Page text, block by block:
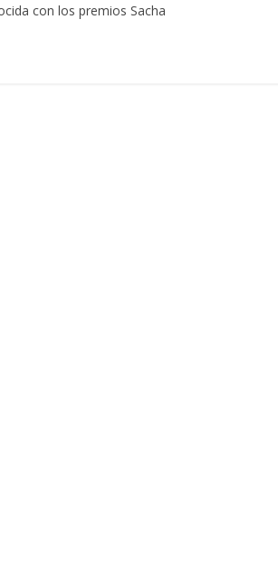
con los premios Sacha